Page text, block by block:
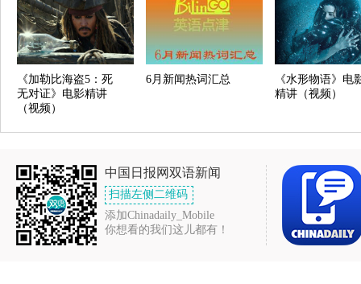
《加勒比海盗5：死
无对证》电影精讲
（视频）
6月新闻热词汇总
《水形物语》电
精讲（视频）
中国日报网双语新闻
扫描左侧二维码
添加Chinadaily_Mobile
你想看的我们这儿都有！